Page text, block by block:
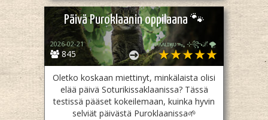
Päivä Puroklaanin oppilaana 🐾
845
2026-02-21 ᴏᴘᴀᴀʟɪӄᴜᴜᯓ₊ ⊹꧂🌌🌪
Oletko koskaan miettinyt, minkälaista olisi
elää päivä Soturikissaklaanissa? Tässä
testissä pääset kokeilemaan, kuinka hyvin
selviät päivästä Puroklaanissa🌱